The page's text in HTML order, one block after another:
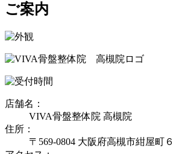
ご案内
店舗名：
VIVA骨盤整体院 高槻院
住所：
〒569-0804 大阪府高槻市紺屋町